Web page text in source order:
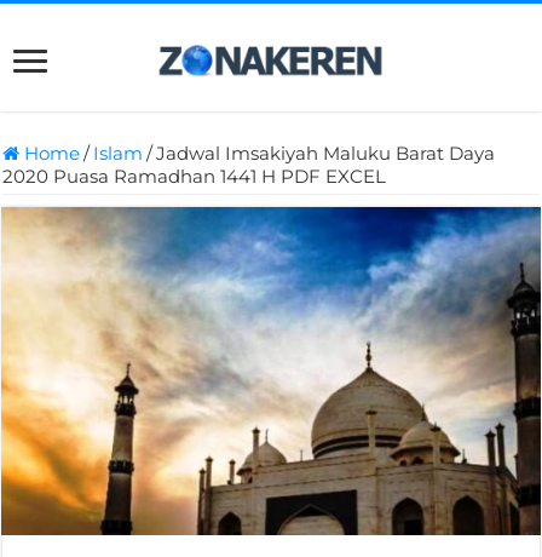
Home/Islam /Jadwal Imsakiyah Maluku Barat Daya
2020 Puasa Ramadhan 1441 H PDF EXCEL